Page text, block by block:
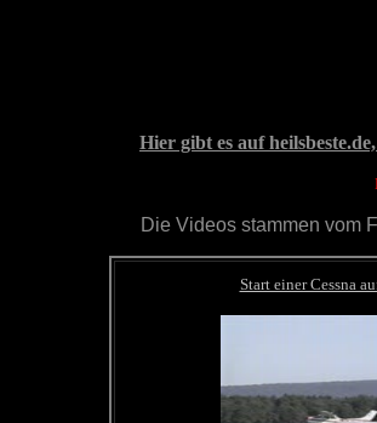
Hier gibt es auf
Die Videos stammen vom
Start einer Cessna